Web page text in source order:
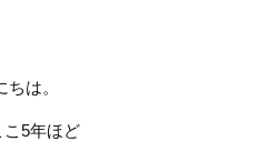
ちは。
5年ほど